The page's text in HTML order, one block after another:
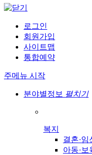
로그인
회원가입
사이트맵
통합예약
주메뉴 시작
분야별정보 펼치기
복지
결혼·임
아동·보